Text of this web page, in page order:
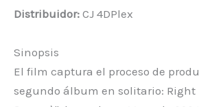
Distribuidor: CJ 4DPlex
Sinopsis
El film captura el proceso de
segundo álbum en solitario: Right